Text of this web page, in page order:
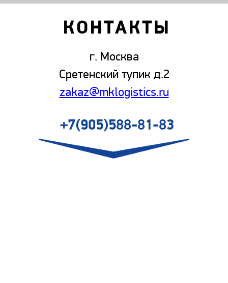
КОНТАКТЫ
г. Москва
Сретенский тупик д.2
zakaz@mklogistics.ru
+7(905)588-81-83